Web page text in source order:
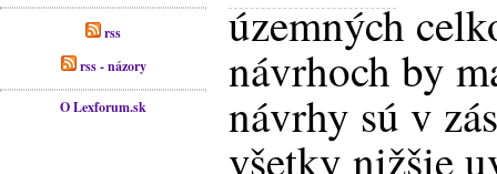
rss
rss - názory
O Lexforum.sk
územných
návrhoch by
návrhy sú v
všetky nižšie